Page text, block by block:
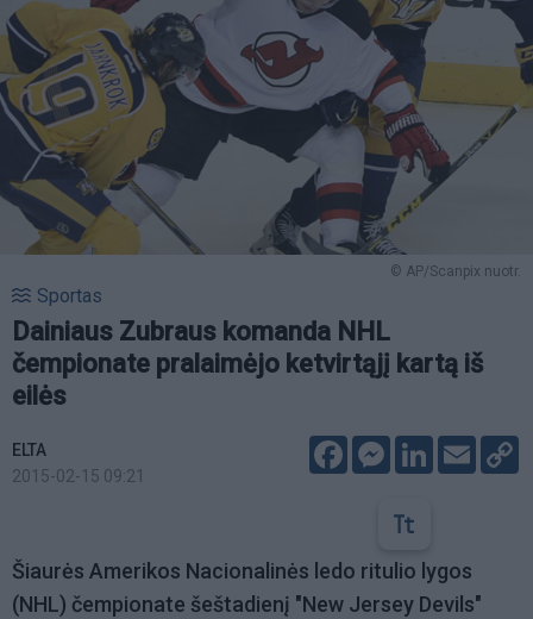
© AP/Scanpix nuotr.
Sportas
Dainiaus Zubraus komanda NHL
čempionate pralaimėjo ketvirtąjį kartą iš
eilės
ELTA
2015-02-15 09:21
FacebookMessenger
LinkedIn
Email
Šiaurės Amerikos Nacionalinės ledo ritulio lygos
(NHL) čempionate šeštadienį "New Jersey Devils"